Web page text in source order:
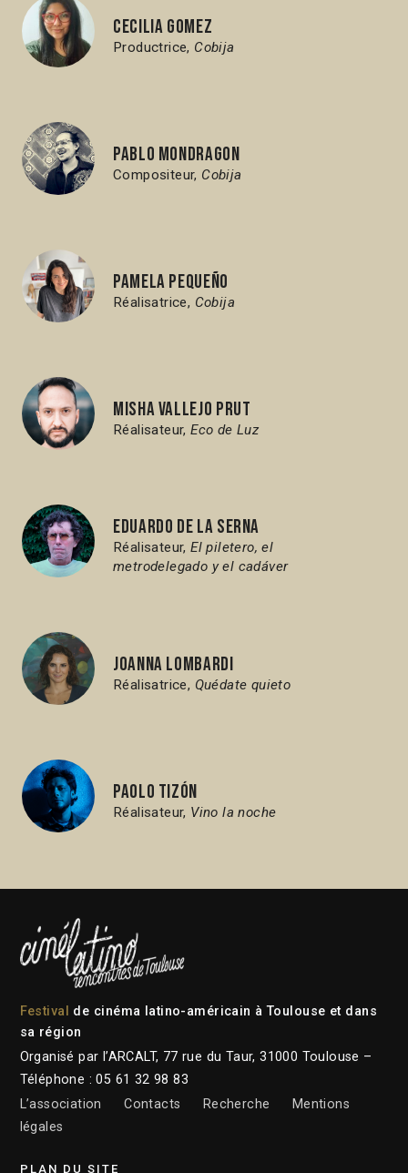
Cecilia Gomez
Productrice, Cobija
Pablo Mondragon
Compositeur, Cobija
Pamela Pequeño
Réalisatrice, Cobija
Misha Vallejo Prut
Réalisateur,Eco de Luz
Eduardo de la Serna
Réalisateur,El piletero, el
metrodelegado y el cadáver
Joanna Lombardi
Réalisatrice, Quédate quieto
Paolo Tizón
Réalisateur, Vino la noche
Festival
de cinéma latino-américain à Toulouse et dans
sa région
Organisé par l’ARCALT, 77 rue du Taur, 31000 Toulouse –
Téléphone : 05 61 32 98 83
L’association
Contacts Recherche
Mentions
légales
PLAN DU SITE